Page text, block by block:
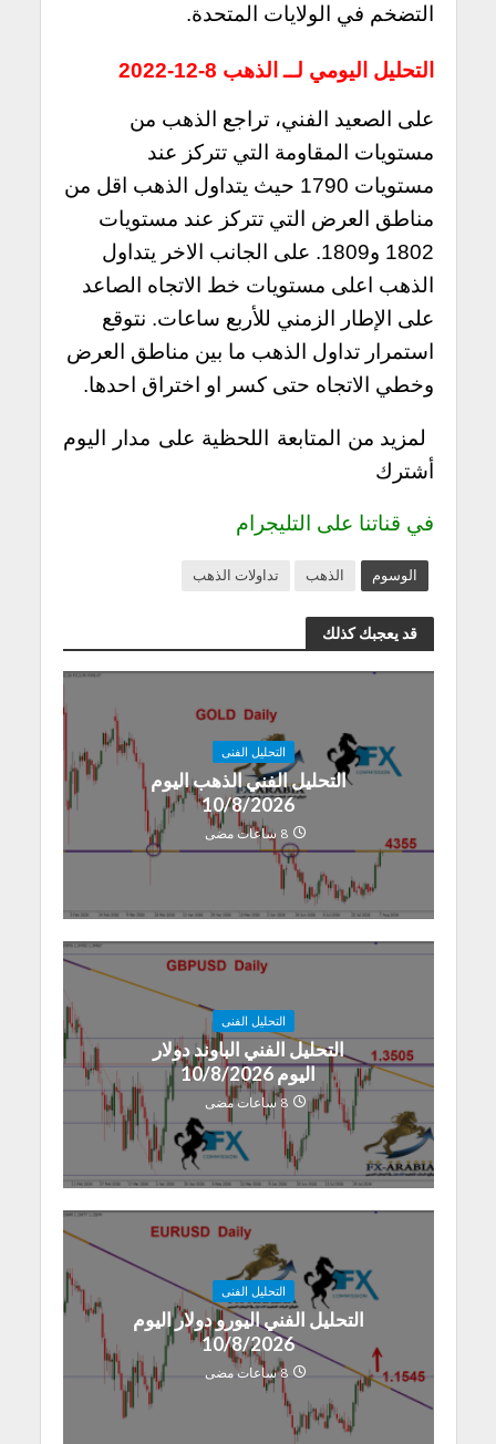
التضخم في الولايات المتحدة.
التحليل اليومي لــ الذهب 8-12-2022
على الصعيد الفني، تراجع الذهب من
مستويات المقاومة التي تتركز عند
مستويات 1790 حيث يتداول الذهب اقل من
مناطق العرض التي تتركز عند مستويات
1802 و1809. على الجانب الاخر يتداول
الذهب اعلى مستويات خط الاتجاه الصاعد
على الإطار الزمني للأربع ساعات. نتوقع
استمرار تداول الذهب ما بين مناطق العرض
وخطي الاتجاه حتى كسر او اختراق احدها.
لمزيد من المتابعة اللحظية على مدار اليوم
أشترك
في قناتنا على التليجرام
الوسوم الذهب تداولات الذهب
قد يعجبك كذلك
التحليل الفنى
التحليل الفني الذهب اليوم
10/8/2026
8 ساعات مضى
التحليل الفنى
التحليل الفني الباوند دولار
اليوم 10/8/2026
8 ساعات مضى
التحليل الفنى
التحليل الفني اليورو دولار اليوم
10/8/2026
8 ساعات مضى